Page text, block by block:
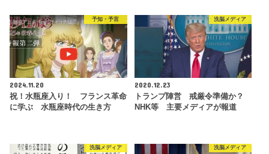
予知・予言
2024.11.20
祝！水瓶座入り！ フランス革命
に学ぶ 水瓶座時代の生き方
洗脳メディア
2020.12.23
トランプ陣営 戒厳令準備か？
NHK等 主要メディアが報道
洗脳メディア 洗脳メディア